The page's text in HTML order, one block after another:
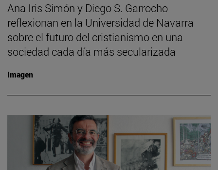
Ana Iris Simón y Diego S. Garrocho
reflexionan en la Universidad de Navarra
sobre el futuro del cristianismo en una
sociedad cada día más secularizada
Imagen